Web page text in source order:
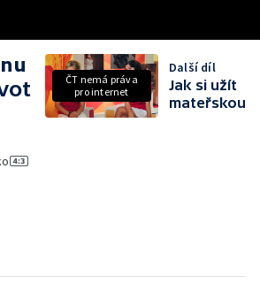
ČT nemá práva
pro internet
Další díl
Jak si užít
mateřskou